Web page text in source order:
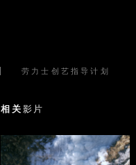
劳力士创艺指导计划
相关影片